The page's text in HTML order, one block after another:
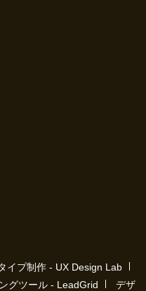
イプ制作 - UX Design Lab
グツール - LeadGrid
デザ